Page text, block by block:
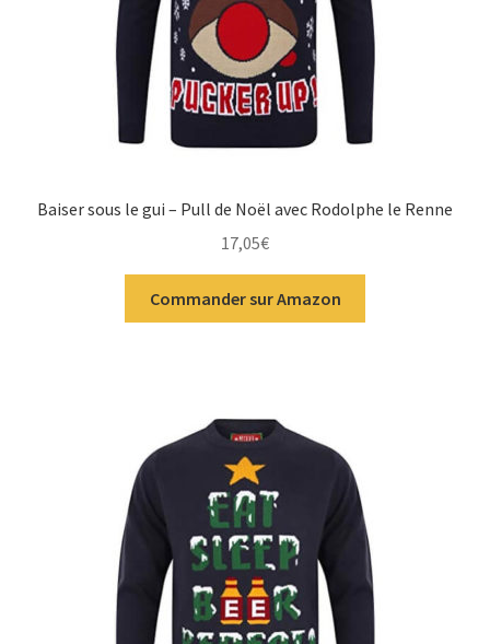
Baiser sous le gui – Pull de Noël avec Rodolphe le Renne
17,05€
Commander sur Amazon